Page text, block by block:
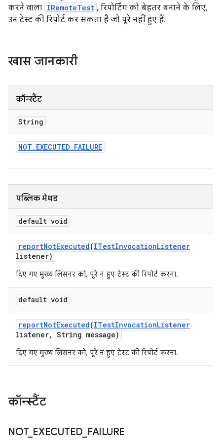
करने वाला IRemoteTest , रिपोर्टिंग को बेहतर बनाने के लिए,
उन टेस्ट की रिपोर्ट कर सकता है जो पूरे नहीं हुए हैं.
खास जानकारी
कॉन्स्टैंट
String
NOT_EXECUTED_FAILURE
पब्लिक मेथड
default void
reportNotExecuted(ITestInvocationListener
listener)
दिए गए मुख्य लिसनर को, पूरे न हुए टेस्ट की रिपोर्ट करना.
default void
reportNotExecuted(ITestInvocationListener
listener, String message)
दिए गए मुख्य लिसनर को, पूरे न हुए टेस्ट की रिपोर्ट करना.
कॉन्स्टैंट
NOT_ EXECUTED FAILURE